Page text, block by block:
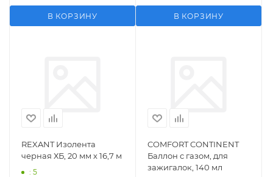
В КОРЗИНУ В КОРЗИНУ
REXANT Изолента
черная ХБ, 20 мм х 16,7 м
: 5
COMFORT CONTINENT
Баллон с газом, для
зажигалок, 140 мл